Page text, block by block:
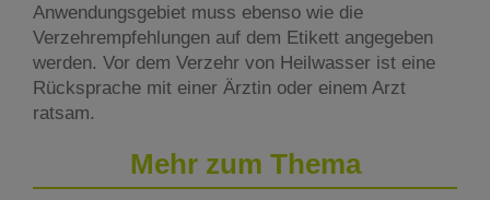
Anwendungsgebiet muss ebenso wie die
Verzehrempfehlungen auf dem Etikett angegeben
werden. Vor dem Verzehr von Heilwasser ist eine
Rücksprache mit einer Ärztin oder einem Arzt
ratsam.
Mehr zum Thema